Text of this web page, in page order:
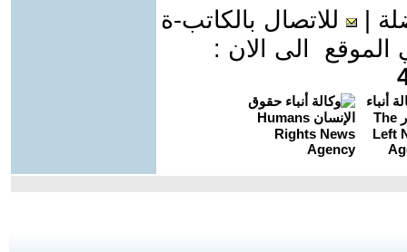
للاتصال بالكاتب-ة
الى الان :